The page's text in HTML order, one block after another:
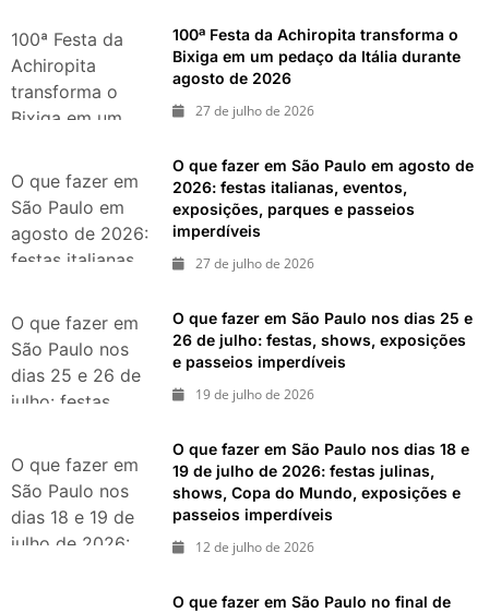
dias 8 e 9 de
agosto de 2026
100ª Festa da
Achiropita
transforma o
Bixiga em um
durante agosto
de 2026
100ª Festa da Achiropita transforma o
Bixiga em um pedaço da Itália durante
agosto de 2026
27 de julho de 2026
O que fazer em
São Paulo em
agosto de 2026:
festas italianas,
exposições,
parques e
passeios
imperdíveis
O que fazer em São Paulo em agosto de
2026: festas italianas, eventos,
exposições, parques e passeios
imperdíveis
27 de julho de 2026
O que fazer em
São Paulo nos
dias 25 e 26 de
julho: festas,
exposições e
passeios
imperdíveis
O que fazer em São Paulo nos dias 25 e
26 de julho: festas, shows, exposições
e passeios imperdíveis
19 de julho de 2026
O que fazer em
São Paulo nos
dias 18 e 19 de
julho de 2026:
O que fazer em São Paulo nos dias 18 e
19 de julho de 2026: festas julinas,
shows, Copa do Mundo, exposições e
passeios imperdíveis
12 de julho de 2026
O que fazer em São Paulo no final de